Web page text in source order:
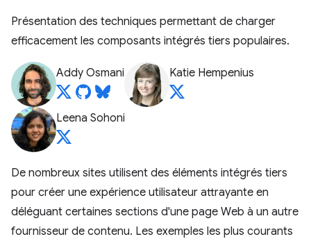
Présentation des techniques permettant de charger
efficacement les composants intégrés tiers populaires.
Addy Osmani Katie Hempenius
Leena Sohoni
De nombreux sites utilisent des éléments intégrés tiers
pour créer une expérience utilisateur attrayante en
déléguant certaines sections d'une page Web à un autre
fournisseur de contenu. Les exemples les plus courants